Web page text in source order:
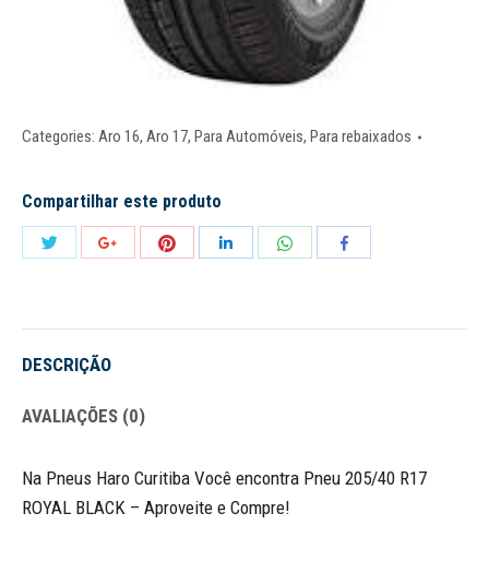
Categories: Aro 16, Aro 17, Para Automóveis, Para rebaixados
Compartilhar este produto
Share
Share
Share
Share
Share
DESCRIÇÃO
AVALIAÇÕES (0)
Na Pneus Haro Curitiba Você encontra Pneu 205/40 R17
ROYAL BLACK – Aproveite e Compre!